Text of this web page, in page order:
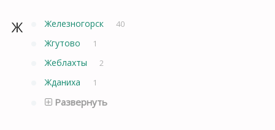
Ж Железногорск 40
Жгутово 1
Жеблахты 2
Жданиха 1
Развернуть